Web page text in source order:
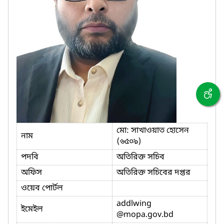
নাম
মো: সাখাওয়াত হোসেন
(৬৫০৯)
পদবি
অতিরিক্ত সচিব
অফিস
অতিরিক্ত সচিবের দপ্তর
ওয়েব পোর্টল
ইমেইল
addlwing
@mopa.gov.bd